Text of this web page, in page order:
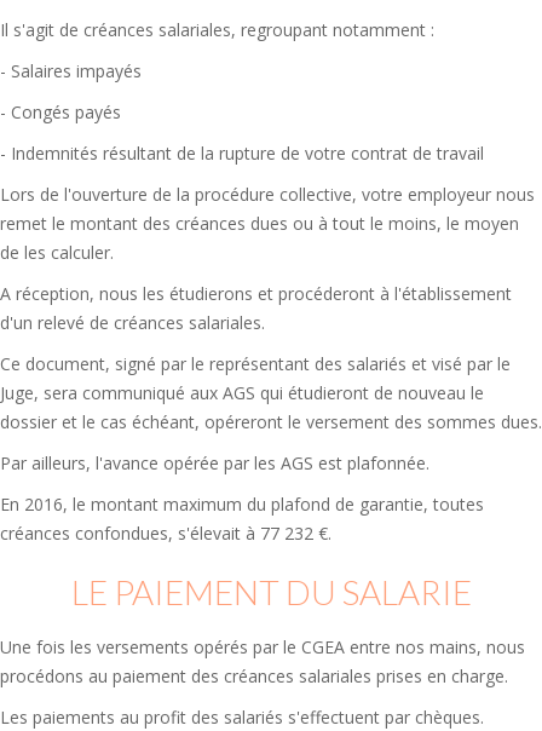
Il s'agit de créances salariales, regroupant notamment :
- Salaires impayés
- Congés payés
- Indemnités résultant de la rupture de votre contrat de travail
Lors de l'ouverture de la procédure collective, votre employeur nous
remet le montant des créances dues ou à tout le moins, le moyen
de les calculer.
A réception, nous les étudierons et procéderont à l'établissement
d'un relevé de créances salariales.
Ce document, signé par le représentant des salariés et visé par le
Juge, sera communiqué aux AGS qui étudieront de nouveau le
dossier et le cas échéant, opéreront le versement des sommes dues.
Par ailleurs, l'avance opérée par les AGS est plafonnée.
En 2016, le montant maximum du plafond de garantie, toutes
créances confondues, s'élevait à 77 232 €.
LE PAIEMENT DU SALARIE
Une fois les versements opérés par le CGEA entre nos mains, nous
procédons au paiement des créances salariales prises en charge.
Les paiements au profit des salariés s'effectuent par chèques.